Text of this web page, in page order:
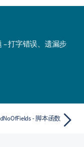
打字错误、遗漏步
- 脚本函数